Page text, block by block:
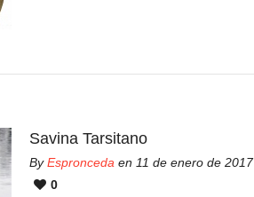
Savina Tarsitano
ByEspronceda en 11 de enero de 2017
0